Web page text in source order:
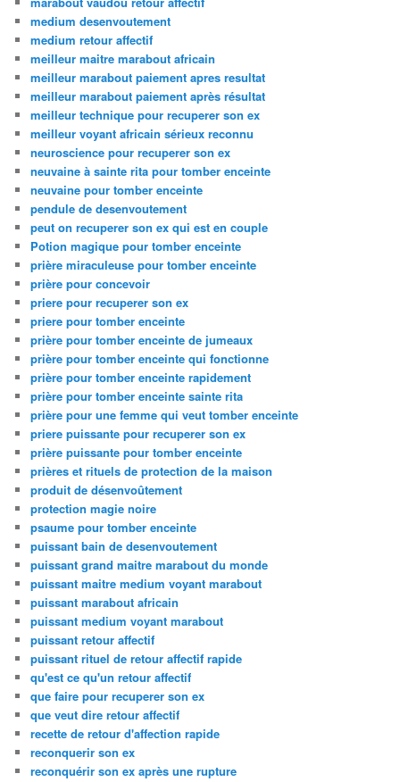
medium desenvoutement
medium retour affectif
meilleur maitre marabout africain
meilleur marabout paiement apres resultat
meilleur marabout paiement après résultat
meilleur technique pour recuperer son ex
meilleur voyant africain sérieux reconnu
neuroscience pour recuperer son ex
neuvaine à sainte rita pour tomber enceinte
neuvaine pour tomber enceinte
pendule de desenvoutement
peut on recuperer son ex qui est en couple
Potion magique pour tomber enceinte
prière miraculeuse pour tomber enceinte
prière pour concevoir
priere pour recuperer son ex
priere pour tomber enceinte
prière pour tomber enceinte de jumeaux
prière pour tomber enceinte qui fonctionne
prière pour tomber enceinte rapidement
prière pour tomber enceinte sainte rita
prière pour une femme qui veut tomber enceinte
priere puissante pour recuperer son ex
prière puissante pour tomber enceinte
prières et rituels de protection de la maison
produit de désenvoûtement
protection magie noire
psaume pour tomber enceinte
puissant bain de desenvoutement
puissant grand maitre marabout du monde
puissant maitre medium voyant marabout
puissant marabout africain
puissant medium voyant marabout
puissant retour affectif
puissant rituel de retour affectif rapide
qu'est ce qu'un retour affectif
que faire pour recuperer son ex
que veut dire retour affectif
recette de retour d'affection rapide
reconquerir son ex
reconquérir son ex après une rupture